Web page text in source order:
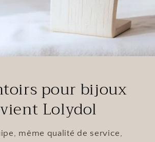
pour bijoux
Lolydol
même qualité de service,